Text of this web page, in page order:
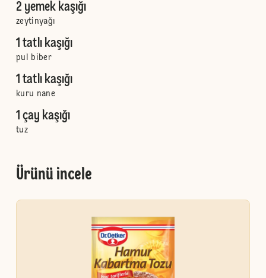
2 yemek kaşığı
zeytinyağı
1 tatlı kaşığı
pul biber
1 tatlı kaşığı
kuru nane
1 çay kaşığı
tuz
Ürünü incele